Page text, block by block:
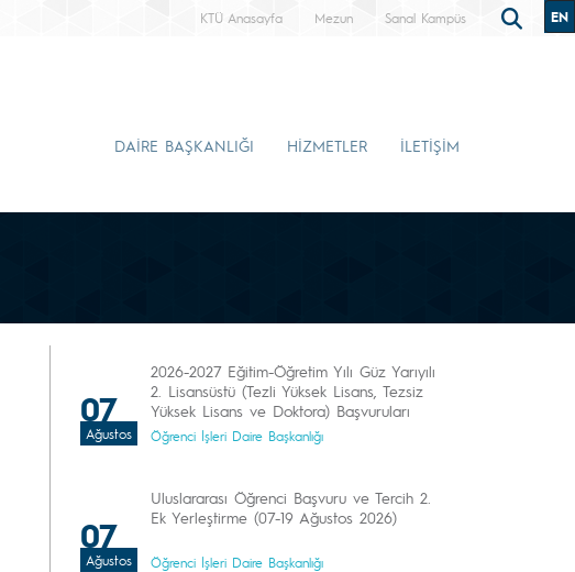
KTÜ Anasayfa Mezun Sanal Kampüs EN
DAİRE BAŞKANLIĞI HİZMETLER İLETİŞİM
07
Ağustos
2026-2027 Eğitim-Öğretim Yılı Güz Yarıyılı
2. Lisansüstü (Tezli Yüksek Lisans, Tezsiz
Yüksek Lisans ve Doktora) Başvuruları
Öğrenci İşleri Daire Başkanlığı
07
Ağustos
Uluslararası Öğrenci Başvuru ve Tercih 2.
Ek Yerleştirme (07-19 Ağustos 2026)
Öğrenci İşleri Daire Başkanlığı